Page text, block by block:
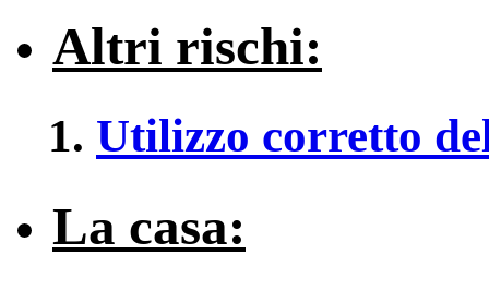
Altri rischi:
Utilizzo corretto
La casa: